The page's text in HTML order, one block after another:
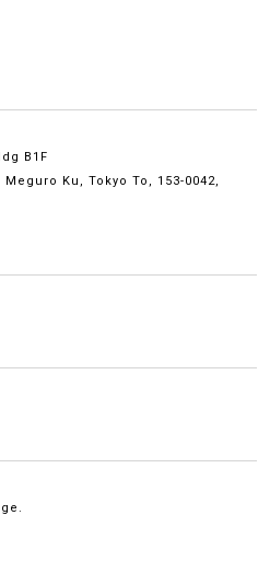
B1F
Ku, Tokyo To, 153-0042,